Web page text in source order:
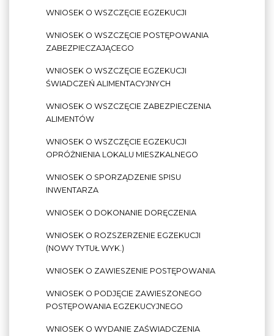
WNIOSEK O WSZCZĘCIE EGZEKUCJI
WNIOSEK O WSZCZĘCIE POSTĘPOWANIA
ZABEZPIECZAJĄCEGO
WNIOSEK O WSZCZĘCIE EGZEKUCJI
ŚWIADCZEŃ ALIMENTACYJNYCH
WNIOSEK O WSZCZĘCIE ZABEZPIECZENIA
ALIMENTÓW
WNIOSEK O WSZCZĘCIE EGZEKUCJI
OPRÓŻNIENIA LOKALU MIESZKALNEGO
WNIOSEK O SPORZĄDZENIE SPISU
INWENTARZA
WNIOSEK O DOKONANIE DORĘCZENIA
WNIOSEK O ROZSZERZENIE EGZEKUCJI
(NOWY TYTUŁ WYK.)
WNIOSEK O ZAWIESZENIE POSTĘPOWANIA
WNIOSEK O PODJĘCIE ZAWIESZONEGO
POSTĘPOWANIA EGZEKUCYJNEGO
WNIOSEK O WYDANIE ZAŚWIADCZENIA